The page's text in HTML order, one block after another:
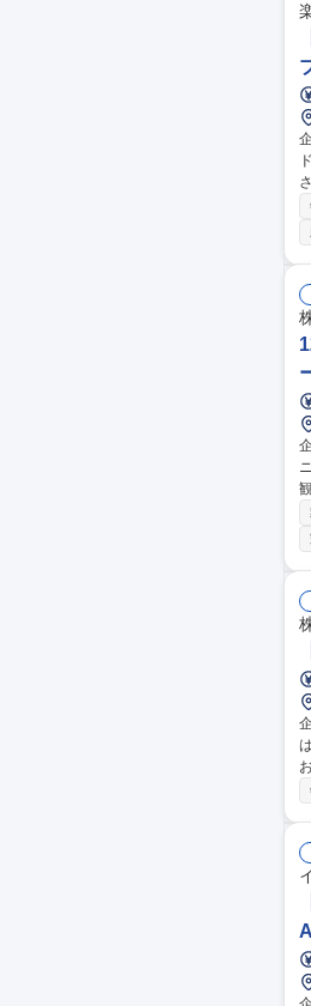
企業
ド） 仕事の内容 「AIを使
ます。
企業
ニア 仕事の内容 ■ＪＡＸＡ等と連
ョ
ード
企業
お任せし